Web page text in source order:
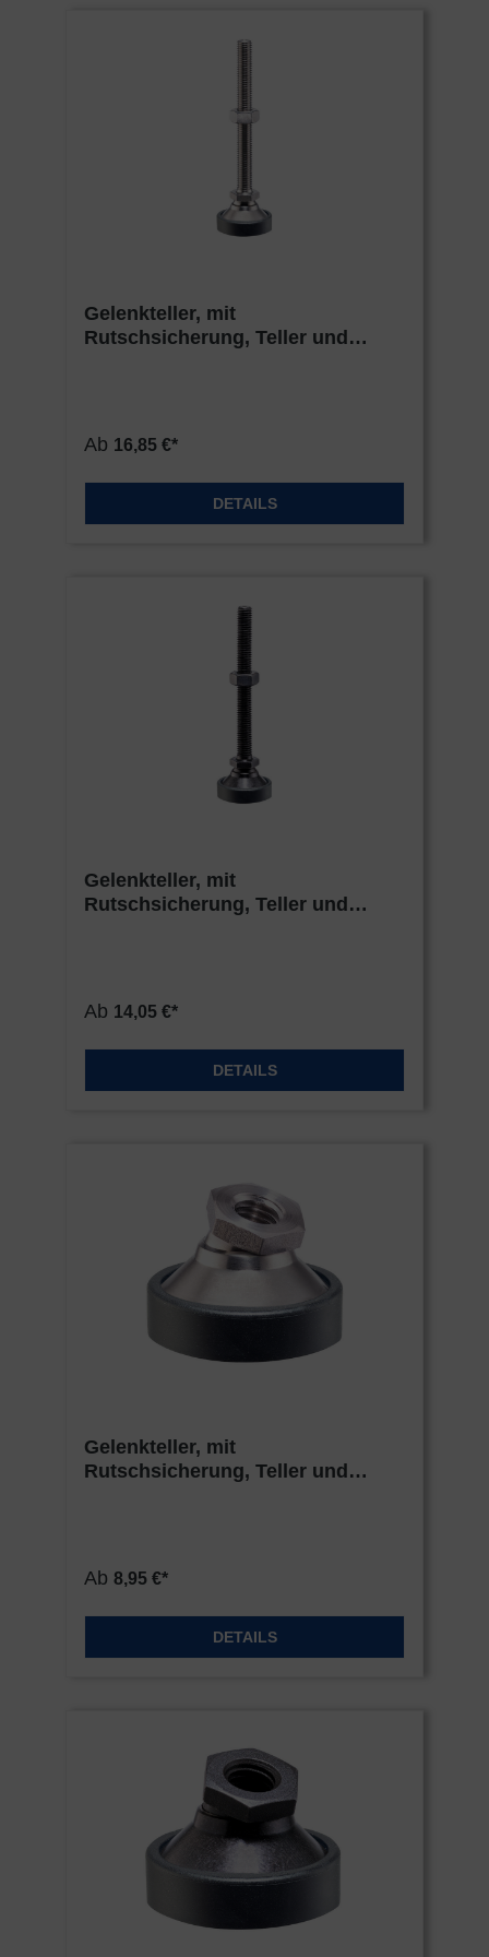
Gelenkteller, mit
Rutschsicherung, Teller und
Ab 16,85 €*
DETAILS
Gelenkteller, mit
Rutschsicherung, Teller und
Ab 14,05 €*
DETAILS
Gelenkteller, mit
Rutschsicherung, Teller und
Ab 8,95 €*
DETAILS